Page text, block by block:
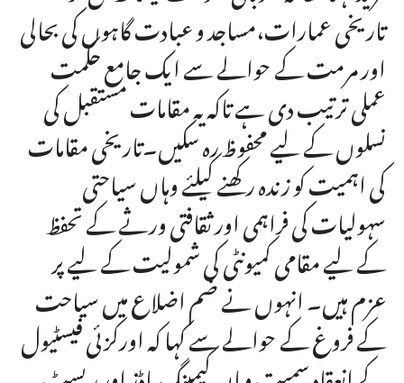
تاریخی عمارات،مساجد و عبادت گاہوں کی بحالی
اور مرمت کے حوالے سے ایک جامع حکمت
عملی ترتیب دی ہے تاکہ یہ مقامات مستقبل کی
نسلوں کے لیے محفوظ رہ سکیں۔تاریخی مقامات
کی اہمیت کو زندہ رکھنے کیلئے وہاں سیاحتی
سہولیات کی فراہمی اور ثقافتی ورثے کے تحفظ
کے لیے مقامی کمیونٹی کی شمولیت کے لیے پر
عزم ہیں۔ انہوں نے ضم اضلاع میں سیاحت
کے فروغ کے حوالے سے کہا کہ اورکزئی فیسٹیول